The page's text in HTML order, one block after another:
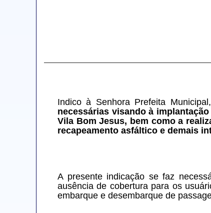
Indico à Senhora Prefeita
necessárias visando à
Vila Bom Jesus, bem como a
recapeamento asfáltico e demais
A presente indicação se faz
ausência de cobertura para os
embarque e desembarque de